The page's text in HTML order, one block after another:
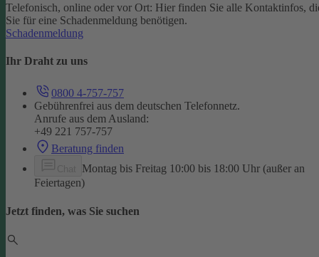
Telefonisch, online oder vor Ort: Hier finden Sie alle Kontaktinfos,
Sie für eine Schadenmeldung benötigen.
Schadenmeldung
Ihr Draht zu uns
0800 4-757-757
Gebührenfrei aus dem deutschen Telefonnetz.
Anrufe aus dem Ausland:
+49 221 757-757
Beratung finden
Montag bis Freitag 10:00 bis 18:00 Uhr (außer an
Feiertagen)
Jetzt finden, was Sie suchen